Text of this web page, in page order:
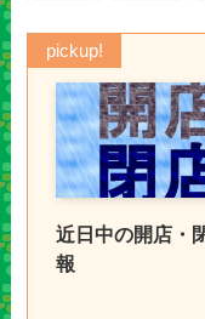
pickup!
近日中の開店・
報